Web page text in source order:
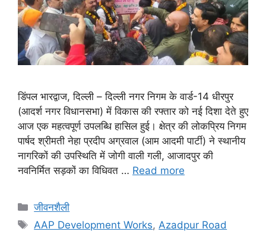
डिंपल भारद्वाज, दिल्ली – दिल्ली नगर निगम के वार्ड-14 धीरपुर
(आदर्श नगर विधानसभा) में विकास की रफ्तार को नई दिशा देते हुए
आज एक महत्वपूर्ण उपलब्धि हासिल हुई। क्षेत्र की लोकप्रिय निगम
पार्षद श्रीमती नेहा प्रदीप अग्रवाल (आम आदमी पार्टी) ने स्थानीय
नागरिकों की उपस्थिति में जोगी वाली गली, आजादपुर की
नवनिर्मित सड़कों का विधिवत … Read more
जीवनशैली
AAP Development Works, Azadpur Road